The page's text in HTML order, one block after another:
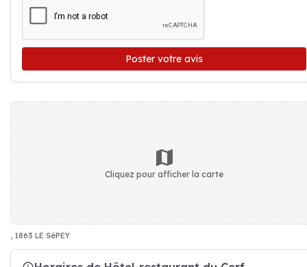
Poster votre avis
Cliquez pour afficher la carte
, 1863 LE SéPEY